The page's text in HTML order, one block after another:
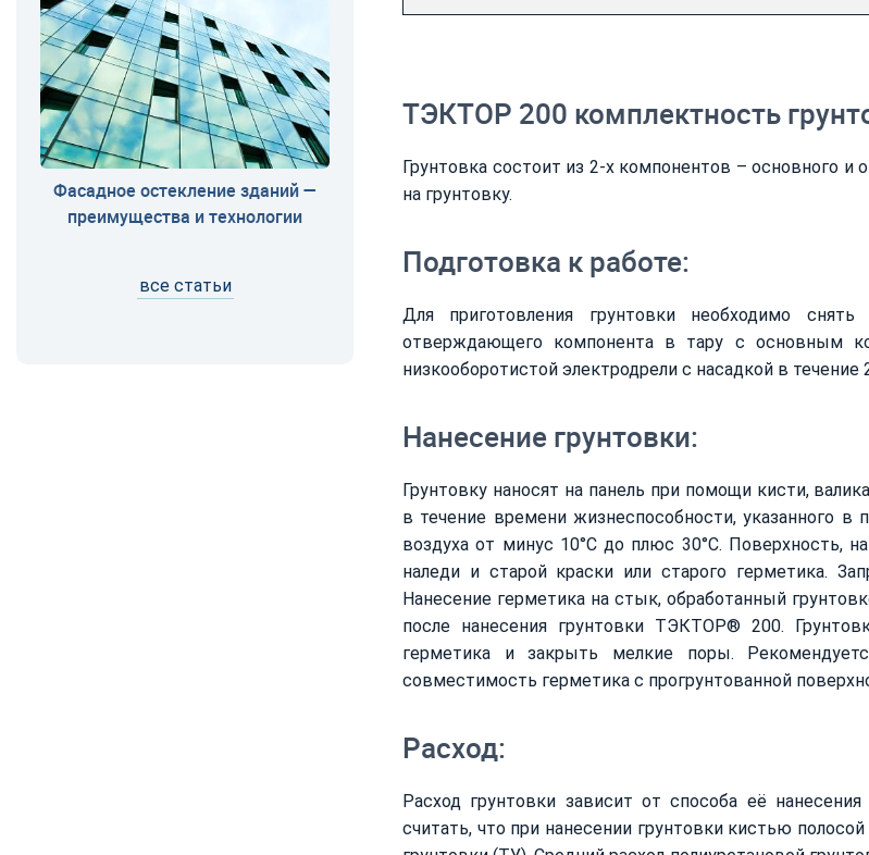
Фасадное остекление зданий —
преимущества и технологии
все статьи
ТЭКТОР 200 комплектность
Грунтовка состоит из 2-х компонентов – основного
на грунтовку.
Подготовка к работе:
Для приготовления грунтовки необходимо
отверждающего компонента в тару с основным
низкооборотистой электродрели с насадкой в течение
Нанесение грунтовки:
Грунтовку наносят на панель при помощи кисти,
в течение времени жизнеспособности, указанного в
воздуха от минус 10°С до плюс 30°С. Поверхность,
наледи и старой краски или старого герметика.
Нанесение герметика на стык, обработанный
после нанесения грунтовки ТЭКТОР® 200.
герметика и закрыть мелкие поры.
совместимость герметика с прогрунтованной
Расход:
Расход грунтовки зависит от способа её
считать, что при нанесении грунтовки кистью